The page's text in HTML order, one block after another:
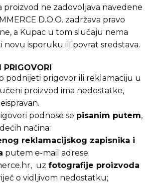
proizvod ne zadovoljava navedene
D.O.O. zadržava pravo
a Kupac u tom slučaju nema
novu isporuku ili povrat sredstava.
PRIGOVORI
podnijeti prigovor ili reklamaciju u
proizvod ima nedostatke,
podnose se pisanim putem,
načina:
reklamacijskog zapisnika i
putem e-mail adrese:
, uz fotografije proizvoda
o vidljivom nedostatku;